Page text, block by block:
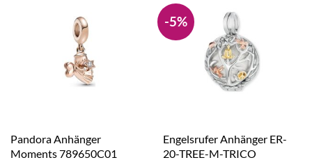
Pandora Anhänger
Moments 789650C01
-5%
Engelsrufer Anhänger ER-
20-TREE-M-TRICO